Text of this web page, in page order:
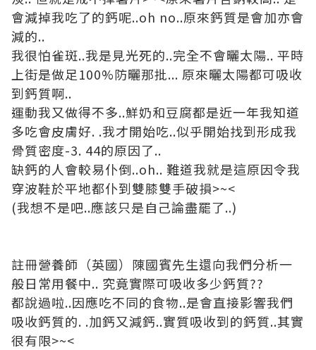
會減掉我吃了的鈣呢..oh no..原來鈣質是會加亦會
減的..
我很怕雀斑..我是見光死的..完全不會曬太陽.. 平時
上街是做足100%防曬那批... 原來曬太陽都可吸收
到鈣質啊..
運動我又做得不多..鮮奶和豆腐都是近一年我知道
多吃會皮膚好. .我才開始吃..似乎開始找到形成我
骨質密度-3. 44的原因了..
缺鈣的人會較易仆倒..oh.. 難道我就是這原因令我
穿波鞋於平地都仆到雙膝雙手破損>~<
(我想不是吧..應該只是自己論盡罷了..)
註冊營養師（英國）陳國賓先生還向我們分析一
般日常用餐中.. 究竟實際可吸收多少鈣質??
都說過啦..因應吃不同的食物..是會直接影響我們
吸收鈣質的. .加鈣又減鈣..實質吸收到的鈣質..其實
很有限>~<